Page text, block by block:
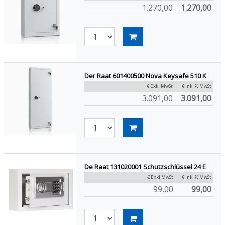
1.270,00 1.270,00
Der Raat 601400500 Nova Keysafe 510 K
€ Exkl MwSt € Inkl % MwSt
3.091,00 3.091,00
De Raat 131020001 Schutzschlüssel 24 E
€ Exkl MwSt € Inkl % MwSt
99,00 99,00